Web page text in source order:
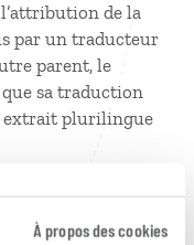
À propos des cookies
de la
par un traducteur
parent, le
sa traduction
extrait plurilingue
de figure, veuillez